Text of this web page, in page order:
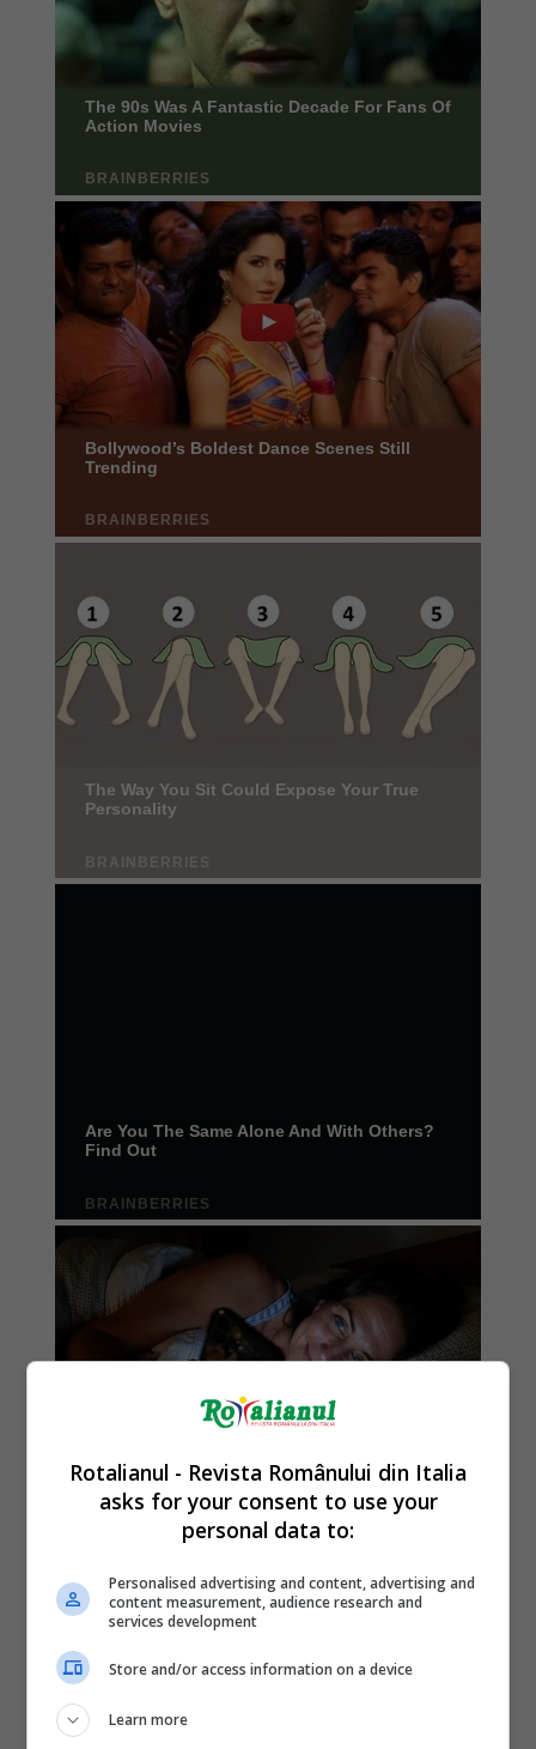
Rotalianul - Revista Românului din Italia
asks for your consent to use your
personal data to:
Personalised advertising and content, advertising and
content measurement, audience research and
services development
Store and/or access information on a device
Learn more